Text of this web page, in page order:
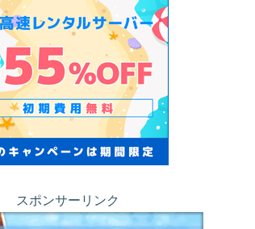
スポンサーリンク